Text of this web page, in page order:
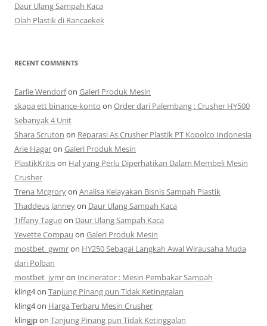
Daur Ulang Sampah Kaca
Olah Plastik di Rancaekek
RECENT COMMENTS
Earlie Wendorfon Galeri Produk Mesin
skapa ett binance-konto on Order dari Palembang : Crusher HY500
Sebanyak 4 Unit
Shara Scruton on Reparasi As Crusher Plastik PT Kopolco Indonesia
Arie Hagaron Galeri Produk Mesin
PlastikKritison Hal yang Perlu Diperhatikan Dalam Membeli Mesin
Crusher
Trena Mcgroryon Analisa Kelayakan Bisnis Sampah Plastik
Thaddeus Janneyon Daur Ulang Sampah Kaca
Tiffany Tagueon Daur Ulang Sampah Kaca
Yevette Compau on Galeri Produk Mesin
mostbet_gwmron HY250 Sebagai Langkah Awal Wirausaha Muda
dari Polban
mostbet_jymron Incinerator : Mesin Pembakar Sampah
kling4on Tanjung Pinang pun Tidak Ketinggalan
kling4on Harga Terbaru Mesin Crusher
klingjpon Tanjung Pinang pun Tidak Ketinggalan